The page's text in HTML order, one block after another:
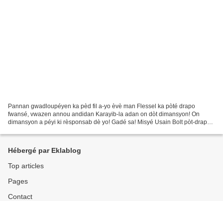
Pannan gwadloupéyen ka pèd fil a-yo èvè man Flessel ka pòté drapo
fwansé, vwazen annou andidan Karayib-la adan on dòt dimansyon! On
dimansyon a péyi ki rèsponsab dè yo! Gadé sa! Misyé Usain Bolt pòt-drapo
Hébergé par Eklablog
Top articles
Pages
Contact